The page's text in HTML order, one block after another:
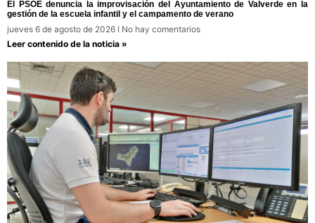
El PSOE denuncia la improvisación del Ayuntamiento de Valverde en la
gestión de la escuela infantil y el campamento de verano
jueves 6 de agosto de 2026
No hay comentarios
Leer contenido de la noticia »